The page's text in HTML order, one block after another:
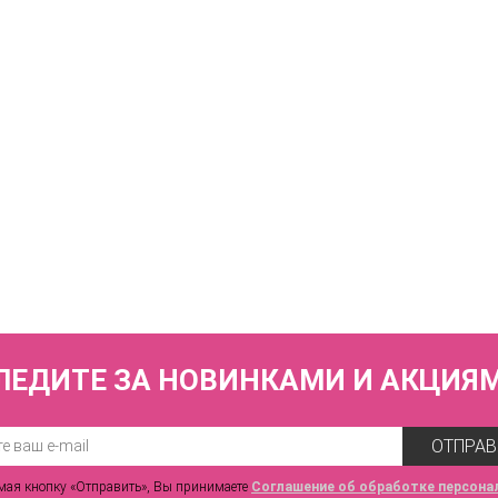
ЗА НОВИНКАМИ И
кнопку «Отправить», Вы принимаете Соглашение об обработке